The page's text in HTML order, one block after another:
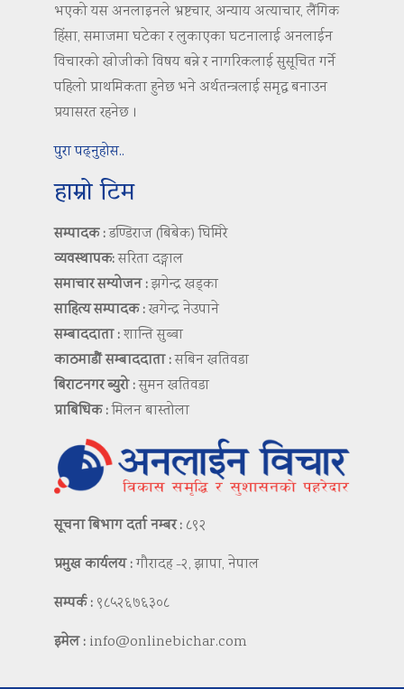
भएको यस अनलाइनले भ्रष्टचार, अन्याय अत्याचार, लैंगिक
हिंसा, समाजमा घटेका र लुकाएका घटनालाई अनलाईन
विचारको खोजीको विषय बन्ने र नागरिकलाई सुसूचित गर्ने
पहिलो प्राथमिकता हुनेछ भने अर्थतन्त्रलाई समृद्ध बनाउन
प्रयासरत रहनेछ ।
पुरा पढ्नुहोस..
हाम्रो टिम
सम्पादक :डण्डिराज (बिबेक) घिमिरे
व्यवस्थापक:सरिता दङ्गाल
समाचार सम्योजन :झगेन्द्र खड्का
साहित्य सम्पादक :खगेन्द्र नेउपाने
सम्बाददाता :शान्ति सुब्बा
काठमाडौं सम्बाददाता :सबिन खतिवडा
बिराटनगर ब्युरो :सुमन खतिवडा
प्राबिधिक :मिलन बास्तोला
सूचना बिभाग दर्ता नम्बर : ८९२
प्रमुख कार्यलय :गौरादह -२, झापा, नेपाल
सम्पर्क : ९८५२६७६३०८
इमेल : info@onlinebichar.com